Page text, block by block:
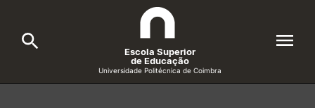
Escola Superior
de Educação
Universidade Politécnica de Coimbra